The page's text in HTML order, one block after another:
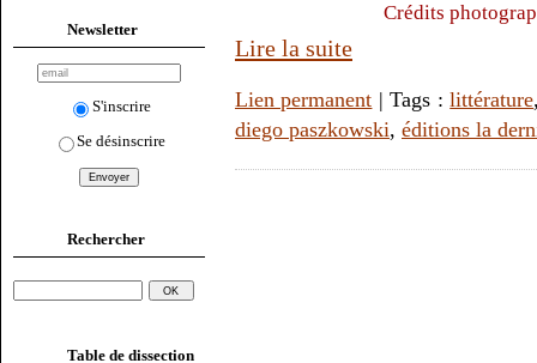
Newsletter
S'inscrire
Se désinscrire
Rechercher
Table de dissection
Crédits
Lire la suite
Lien permanent | Tags :littérature
diego paszkowski, éditions la